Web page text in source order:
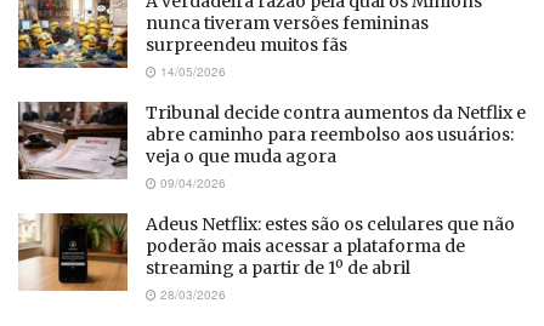
nunca tiveram versões femininas
surpreendeu muitos fãs
14/05/2026
Tribunal decide contra aumentos da Netflix e
abre caminho para reembolso aos usuários:
veja o que muda agora
09/04/2026
Adeus Netflix: estes são os celulares que não
poderão mais acessar a plataforma de
streaming a partir de 1º de abril
28/03/2026